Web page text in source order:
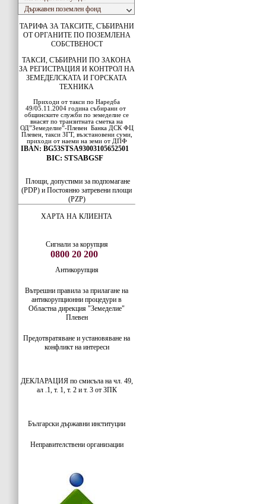
Държавен поземлен фонд
ТАРИФА ЗА ТАКСИТЕ, СЪБИРАНИ
ОТ ОРГАНИТЕ ПО ПОЗЕМЛЕНА
СОБСТВЕНОСТ
ТАКСИ, СЪБИРАНИ ПО ЗАКОНА
ЗА РЕГИСТРАЦИЯ И КОНТРОЛ НА
ЗЕМЕДЕЛСКАТА И ГОРСКАТА
ТЕХНИКА
Приходи от такси по Наредба
49/05.11.2004 година събирани от
общинските служби по земеделие се
внасят по транзитната сметка на
ОД”Земеделие”-Плевен Банка ДСКФЦ
Плевен, такси ЗГТ, възстановени суми,
приходи от наеми на земи от ДПФ
IBAN: BG53STSA93003105652501
BIC: STSABGSF
Площи, допустими за подпомагане
(PDP) и Постоянно затревени площи
(PZP)
ХАРТА НА КЛИЕНТА
Сигнали за корупция
0800 20 200
Антикорупция
Вътрешни правила за прилагане на
антикорупционни процедури в
Областна дирекция "Земеделие"
Плевен
Предотвратяване и установяване на
конфликт на интереси
ДЕКЛАРАЦИЯ по смисъла на чл. 49,
ал .1, т. 1, т. 2 и т. 3 от ЗПК
Български държавни институции
Неправителствени организации